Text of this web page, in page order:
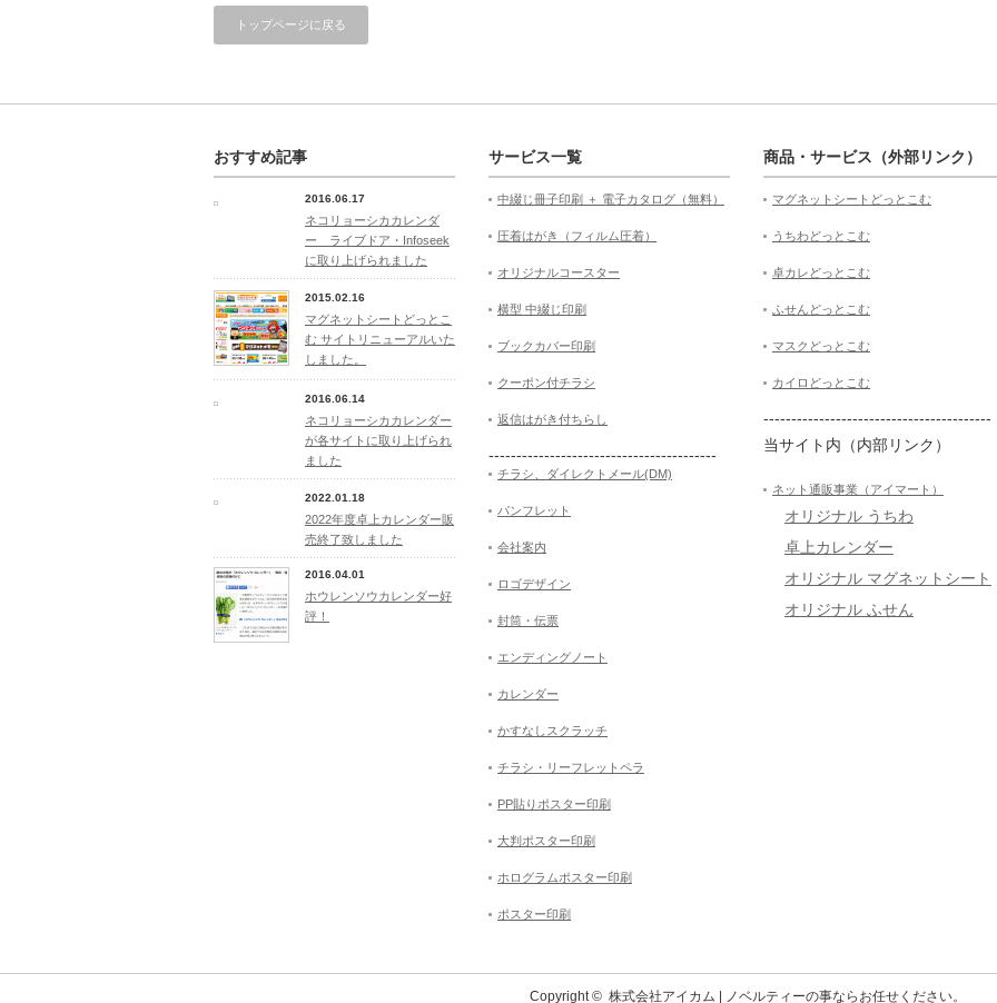
トップページに戻る
おすすめ記事
2016.06.17
ネコリョーシカカレンダ
ー ライブドア・Infoseek
に取り上げられました
2015.02.16
マグネットシートどっとこ
む サイトリニューアルいた
しました。
2016.06.14
ネコリョーシカカレンダー
が各サイトに取り上げられ
ました
2022.01.18
2022年度卓上カレンダー販
売終了致しました
2016.04.01
ホウレンソウカレンダー好
評！
サービス一覧
中綴じ冊子印刷 ＋ 電子カタログ（無料）
圧着はがき（フィルム圧着）
オリジナルコースター
横型 中綴じ印刷
ブックカバー印刷
クーポン付チラシ
返信はがき付ちらし
-----------------------------------------
チラシ、ダイレクトメール(DM)
パンフレット
会社案内
ロゴデザイン
封筒・伝票
エンディングノート
カレンダー
かすなしスクラッチ
チラシ・リーフレットペラ
PP貼りポスター印刷
大判ポスター印刷
ホログラムポスター印刷
ポスター印刷
商品・サービス（外部リンク）
マグネットシートどっとこむ
うちわどっとこむ
卓カレどっとこむ
ふせんどっとこむ
マスクどっとこむ
カイロどっとこむ
-----------------------------------------
当サイト内（内部リンク）
ネット通販事業（アイマート）
オリジナル うちわ
卓上カレンダー
オリジナル マグネットシート
オリジナル ふせん
Copyright © 株式会社アイカム | ノベルティーの事ならお任せください。